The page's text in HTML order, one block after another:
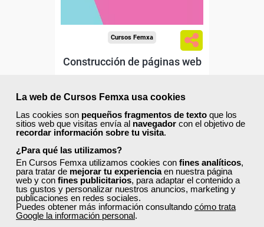
La web de Cursos Femxa usa cookies
Las cookies son pequeños fragmentos de texto que los
sitios web que visitas envía al navegador con el objetivo de
recordar información sobre tu visita.
¿Para qué las utilizamos?
En Cursos Femxa utilizamos cookies con fines analíticos,
para tratar de mejorar tu experienciaen nuestra página
web y con fines publicitarios, para adaptar el contenido a
tus gustos y personalizar nuestros anuncios, marketing y
publicaciones en redes sociales.
Puedes obtener más información consultando cómo trata
Google la información personal.
Cursos Femxa
Construcción de páginas web
Curso Gratuito
210 horas
Online (Comunidad Valenciana, Madrid
y Cataluña)
Matrícula cerrada
20 1484